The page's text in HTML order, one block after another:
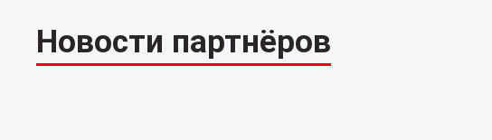
Новости партнёров